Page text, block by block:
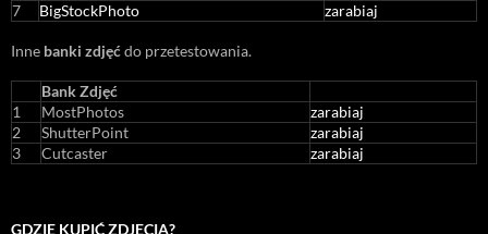
7
BigStockPhoto zarabiaj
Inne banki zdjęćdo przetestowania.
Bank Zdjęć
1
MostPhotos
zarabiaj
2
ShutterPoint
zarabiaj
3
Cutcaster zarabiaj
GDZIE KUPIĆ ZDJĘCIA?